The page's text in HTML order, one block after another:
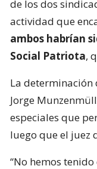
de los dos
actividad que
ambos habrían
Social Patriota,
La
Jorge
especiales que
luego que el juez
“No hemos